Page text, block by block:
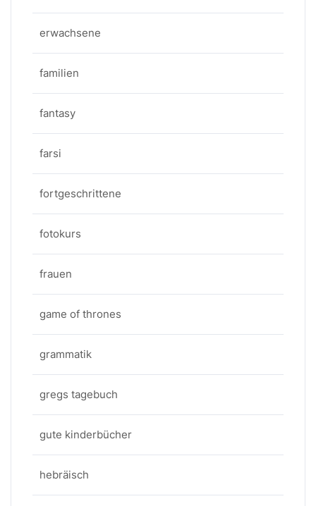
erwachsene
familien
fantasy
farsi
fortgeschrittene
fotokurs
frauen
game of thrones
grammatik
gregs tagebuch
gute kinderbücher
hebräisch